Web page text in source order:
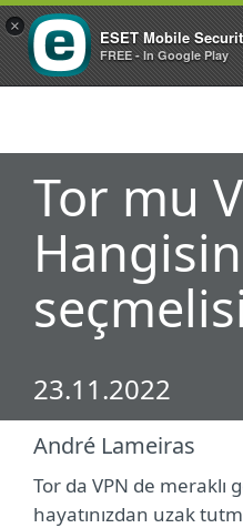
Tor mu
23.11.2022
André Lameiras
Tor da VPN de meraklı
hayatınızdan uzak
×
ESET Mobile
FREE - In Google Play